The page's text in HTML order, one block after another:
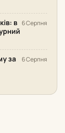
в 6 Серпня
за
6 Серпня